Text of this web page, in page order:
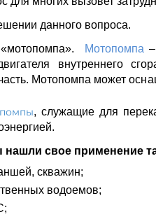
данного вопроса.
Мотопомпа
внутреннего
Мотопомпа может
, служащие для
свое применение
скважин;
водоемов;